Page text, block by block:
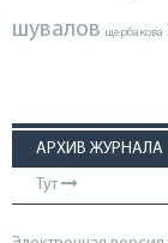
шувалов щербакова
АРХИВ ЖУРНАЛА
Тут